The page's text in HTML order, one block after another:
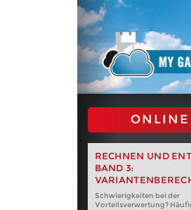
ONLINE
RECHNEN UND
BAND 3:
Schwierigkeiten bei der
Vorteilsverwertung?